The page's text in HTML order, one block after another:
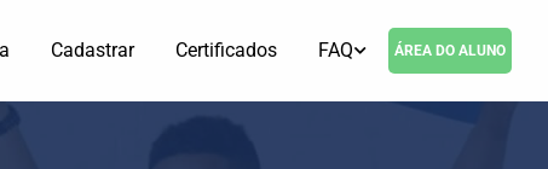
Cadastrar Certificados FAQ ÁREA DO ALUNO